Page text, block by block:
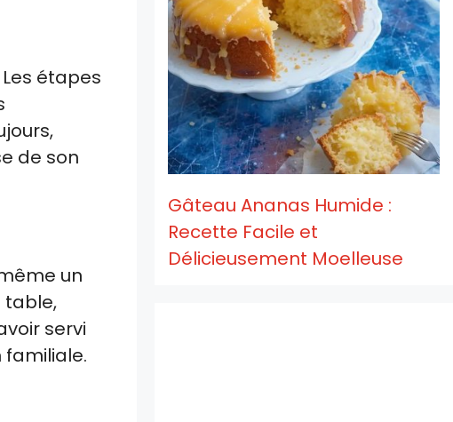
Les étapes
de son
un
table,
servi
familiale.
Gâteau Ananas Humide :
Recette Facile et
Délicieusement Moelleuse